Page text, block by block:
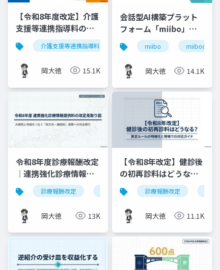
【令和8年度改定】介護
支援等連携指導料の再
編と戦略的対応｜指導
料2（500点）の要件整
理
介護支援等連携指導料 令和8年度診療報酬改定
岡大徳 15.1K
会話型AI構築プラット
フォーム「miibo」ガ
イド
miibo
岡大徳 14.1K
令和8年度診療報酬改定
｜連携強化診療情報提
供料の見直しを図解で
解説
診療報酬改定 連携強化診療情報提供料 令和8年度
岡大徳 13K
【令和8年改定】健診後
の初再診料はどうな
る？算定ルールの明確
化と現場での対応ガイ
ド
診療報酬改定
岡大徳 11.1K